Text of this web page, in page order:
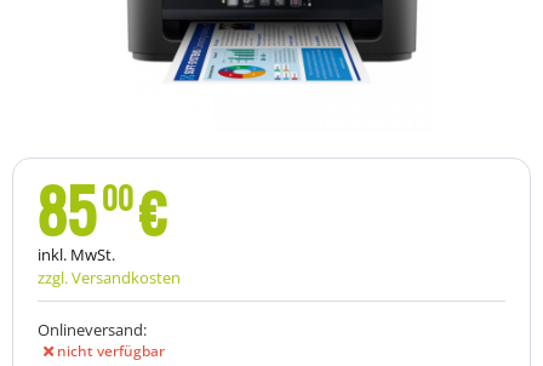
8500€
inkl. MwSt.
zzgl. Versandkosten
Onlineversand:
nicht verfügbar